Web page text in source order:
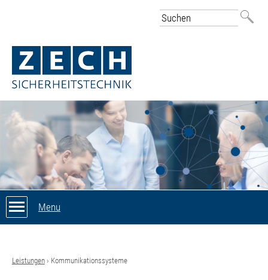
Jump to navigation
Leistungen› Kommunikationssysteme
Menu